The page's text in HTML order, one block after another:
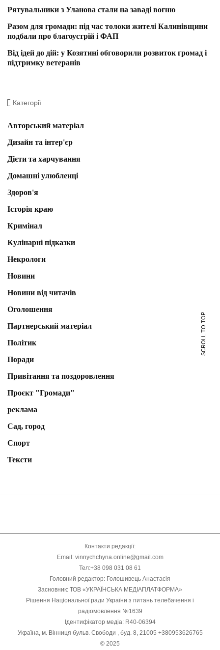
Рятувальники з Уланова стали на заваді вогню
Разом для громади: під час толоки жителі Калинівщини
подбали про благоустрій і ФАП
Від ідей до дій: у Козятині обговорили розвиток громад і
підтримку ветеранів
Категорії
Авторський матеріал
Дизайн та інтер'єр
Дієти та харчування
Домашні улюбленці
Здоров'я
Історія краю
Кримінал
Кулінарні підказки
Некрологи
Новини
Новини від читачів
Оголошення
Партнерський матеріал
Політик
Поради
Привітання та поздоровлення
Проєкт "Громади"
реклама
Сад, город
Спорт
Тексти
SCROLL TO TOP
Контакти редакції:
Email: vinnychchyna.online@gmail.com
Тел:+38 098 031 08 61
Головний редактор: Голошивець Анастасія
Засновник: ТОВ «УКРАЇНСЬКА МЕДІАПЛАТФОРМА»
Рішення Національної ради України з питань телебачення і
радіомовлення №1639
Ідентифікатор медіа: R40-06394
Україна, м. Вінниця бульв. Свободи , буд. 8, 21005 +380953626765
© 2025